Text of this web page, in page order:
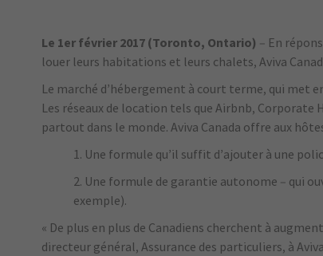
Le 1er février 2017 (Toronto, Ontario)
– En
louer leurs habitations et leurs chalets, Aviva
Le marché d’hébergement à court terme, qui met
Les réseaux de location tels que Airbnb, Corporate
partout dans le monde. Aviva Canada offre aux
1. Une formule qu’il suffit d’ajouter à une
2. Une formule de garantie autonome – qui
exemple).
« De plus en plus de Canadiens cherchent à
directeur général, Assurance des particuliers, à